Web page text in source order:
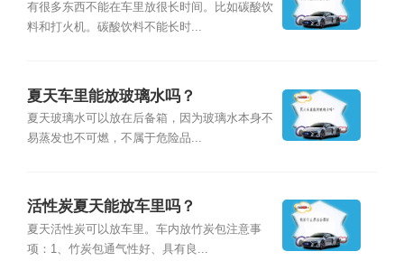
有很多东西不能在车里放很长时间。比如碳酸饮
料和打火机。碳酸饮料不能长时...
夏天车里能放玻璃水吗？
夏天玻璃水可以放在后备箱，因为玻璃水本身不
易蒸发也不可燃，不属于危险品...
活性炭夏天能放车里吗？
夏天活性炭可以放车里。车内放竹炭包注意事
项：1、竹炭包通气性好、具有良...